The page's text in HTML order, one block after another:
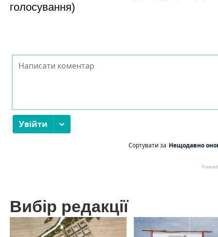
голосування)
Вибір редакції